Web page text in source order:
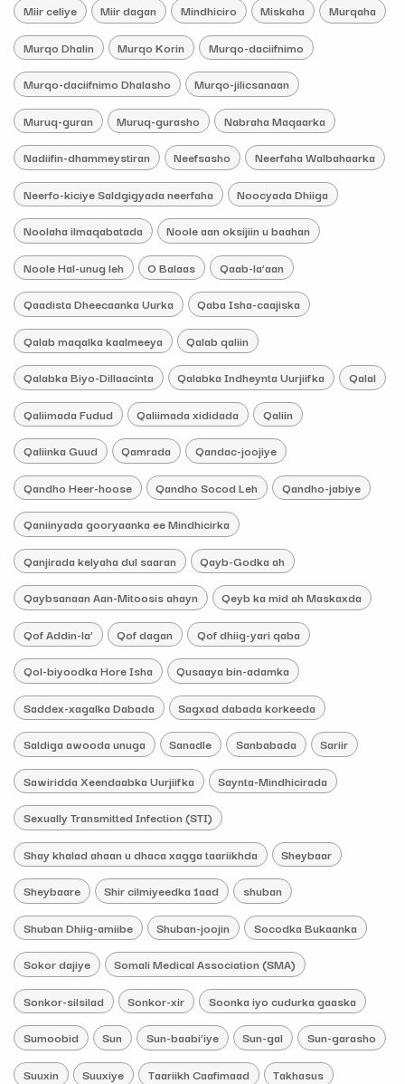
Miir celiye Miir dagan Mindhiciro Miskaha Murqaha
Murqo Dhalin Murqo Korin Murqo-daciifnimo
Murqo-daciifnimo Dhalasho Murqo-jilicsanaan
Muruq-guran Muruq-gurasho Nabraha Maqaarka
Nadiifin-dhammeystiran Neefsasho Neerfaha Walbahaarka
Neerfo-kiciye Saldgigyada neerfaha Noocyada Dhiiga
Noolaha ilmaqabatada Noole aan oksijiin u baahan
Noole Hal-unug leh O Balaas Qaab-la’aan
Qaadista Dheecaanka Uurka Qaba Isha-caajiska
Qalab maqalka kaalmeeya Qalab qaliin
Qalabka Biyo-Dillaacinta Qalabka Indheynta Uurjiifka Qalal
Qaliimada Fudud Qaliimada xididada Qaliin
Qaliinka Guud Qamrada Qandac-joojiye
Qandho Heer-hoose Qandho Socod Leh Qandho-jabiye
Qaniinyada gooryaanka ee Mindhicirka
Qanjirada kelyaha dul saaran Qayb-Godka ah
Qaybsanaan Aan-Mitoosis ahayn Qeyb ka mid ah Maskaxda
Qof Addin-la’ Qof dagan Qof dhiig-yari qaba
Qol-biyoodka Hore Isha Qusaaya bin-adamka
Saddex-xagalka Dabada Sagxad dabada korkeeda
Saldiga awooda unuga Sanadle Sanbabada Sariir
Sawiridda Xeendaabka Uurjiifka Saynta-Mindhicirada
Sexually Transmitted Infection (STI)
Shay khalad ahaan u dhaca xagga taariikhda Sheybaar
Sheybaare Shir cilmiyeedka 1aad shuban
Shuban Dhiig-amiibe Shuban-joojin Socodka Bukaanka
Sokor dajiye Somali Medical Association (SMA)
Sonkor-silsilad Sonkor-xir Soonka iyo cudurka gaaska
Sumoobid Sun Sun-baabi’iye Sun-gal Sun-garasho
Suuxin Suuxiye Taariikh Caafimaad Takhasus